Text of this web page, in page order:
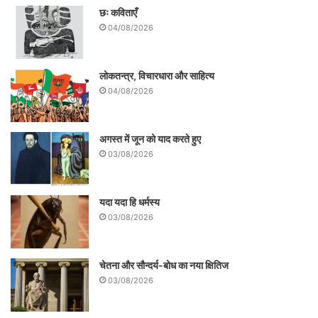
के लिए नैतिक दायित्व का निर्वाह भी करना चाहिए।
छः कविताएँ
04/08/2026
लोकतन्त्र, विचारधारा और साहित्य
04/08/2026
अगस्त में जून को याद करते हुए
03/08/2026
यदा यदा हि धर्मस्य
03/08/2026
चेतना और सौन्दर्य-बोध का नया क्षितिज
03/08/2026